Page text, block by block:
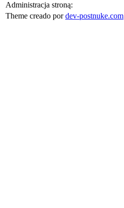
Administracja stroną:
Theme creado pordev-postnuke.com